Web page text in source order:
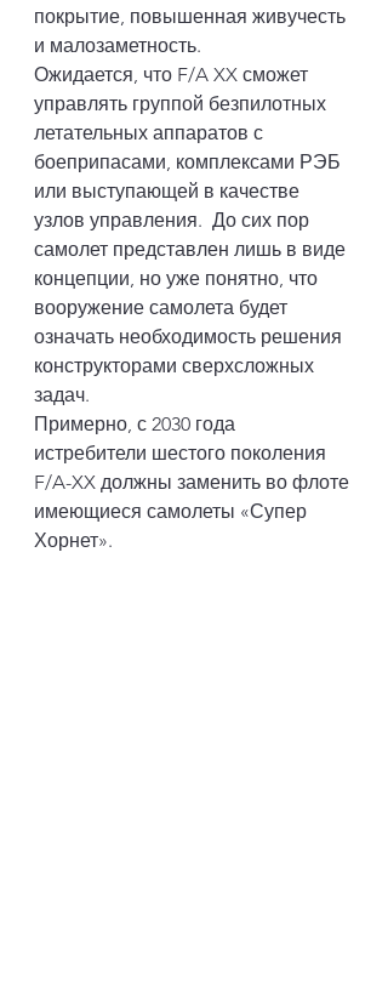
покрытие, повышенная живучесть
и малозаметность.
Ожидается, что F/A XX сможет
управлять группой безпилотных
летательных аппаратов с
боеприпасами, комплексами РЭБ
или выступающей в качестве
узлов управления.  До сих пор
самолет представлен лишь в виде
концепции, но уже понятно, что
вооружение самолета будет
означать необходимость решения
конструкторами сверхсложных
задач.
Примерно, с 2030 года
истребители шестого поколения
F/A-XX должны заменить во флоте
имеющиеся самолеты «Супер
Хорнет».